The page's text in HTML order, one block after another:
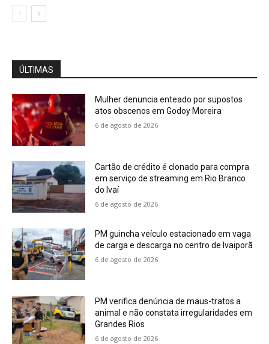
ÚLTIMAS
Mulher denuncia enteado por supostos
atos obscenos em Godoy Moreira
6 de agosto de 2026
Cartão de crédito é clonado para compra
em serviço de streaming em Rio Branco
do Ivaí
6 de agosto de 2026
PM guincha veículo estacionado em vaga
de carga e descarga no centro de Ivaiporã
6 de agosto de 2026
PM verifica denúncia de maus-tratos a
animal e não constata irregularidades em
Grandes Rios
6 de agosto de 2026